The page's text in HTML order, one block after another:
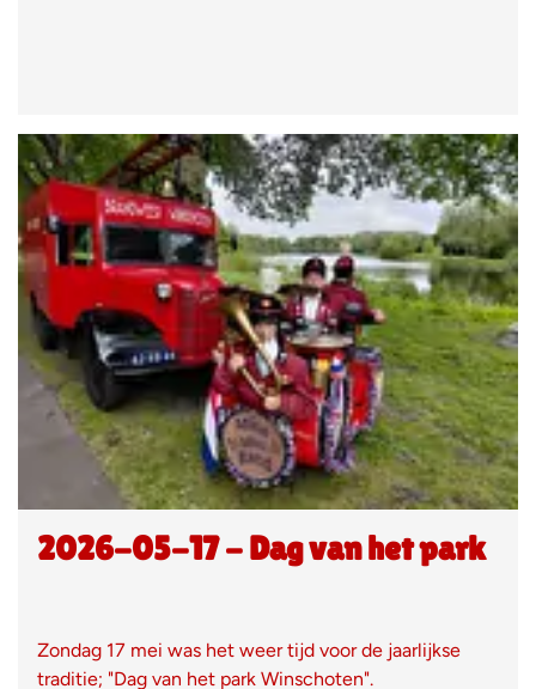
2026-05-17 - Dag van het park
Zondag 17 mei was het weer tijd voor de jaarlijkse
traditie; "Dag van het park Winschoten".